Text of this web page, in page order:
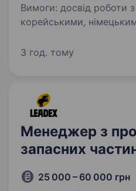
Вимоги: досвід роботи
корейськими,
з 9:00 до 18:00, Сб, Нд —
3 год. тому
Менеджер з
запасних
25 000 – 60 000 грн